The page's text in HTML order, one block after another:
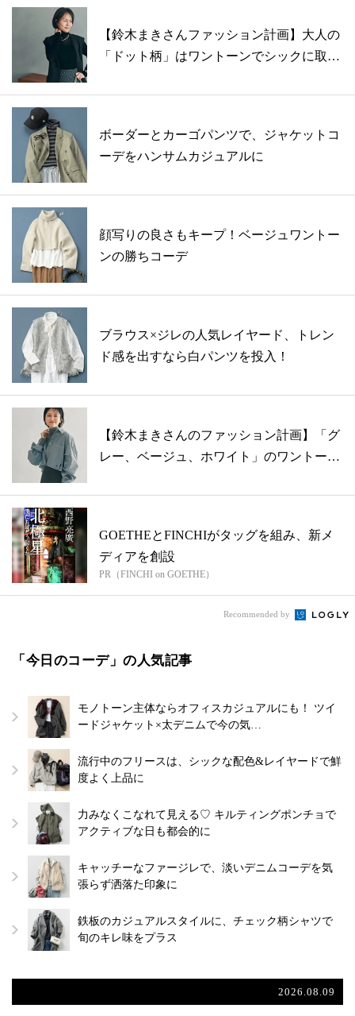
【鈴木まきさんファッション計画】大人の
「ドット柄」はワントーンでシックに取り
ボーダーとカーゴパンツで、ジャケットコ
ーデをハンサムカジュアルに
顔写りの良さもキープ！ベージュワントー
ンの勝ちコーデ
ブラウス×ジレの人気レイヤード、トレン
ド感を出すなら白パンツを投入！
【鈴木まきさんのファッション計画】「グ
レー、ベージュ、ホワイト」のワントーン
GOETHEとFINCHIがタッグを組み、新メ
ディアを創設
PR（FINCHI on GOETHE）
Recommended by
「今日のコーデ」の人気記事
モノトーン主体ならオフィスカジュアルにも！ ツイ
ードジャケット×太デニムで今の気…
流行中のフリースは、シックな配色&レイヤードで鮮
度よく上品に
力みなくこなれて見える♡ キルティングポンチョで
アクティブな日も都会的に
キャッチーなファージレで、淡いデニムコーデを気
張らず洒落た印象に
鉄板のカジュアルスタイルに、チェック柄シャツで
旬のキレ味をプラス
2026.08.09